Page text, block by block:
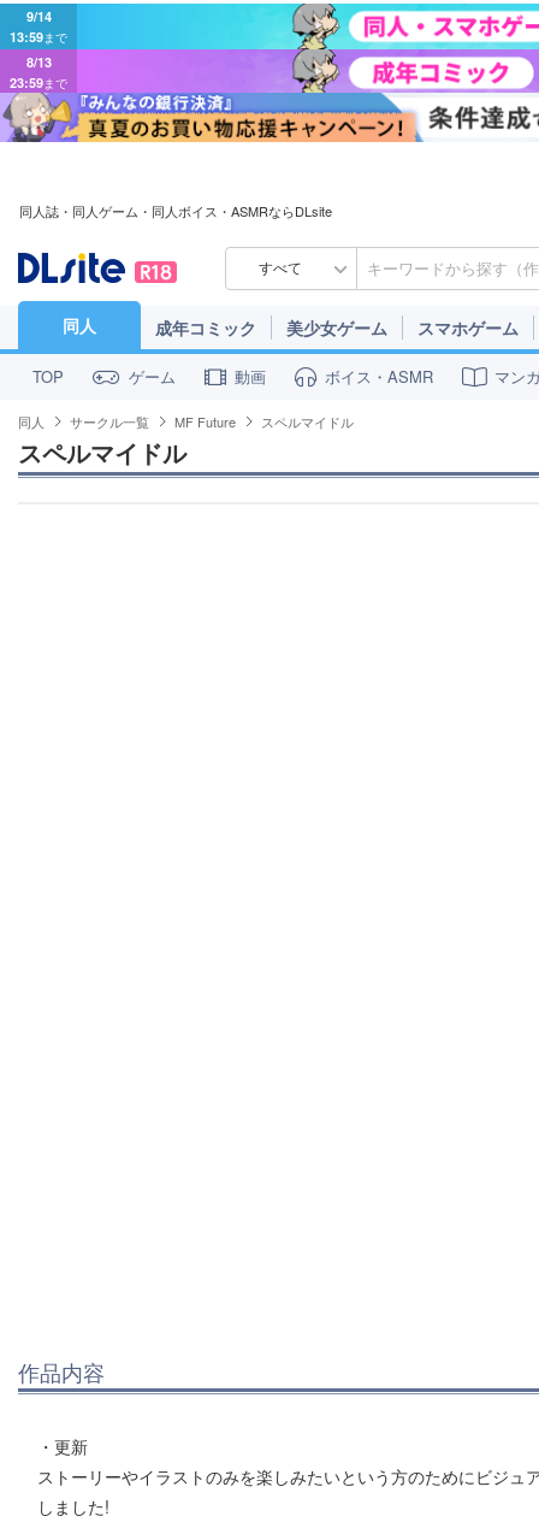
9/14
13:59まで
8/13
23:59まで
同人誌・同人ゲーム・同人ボイス・ASMRならDLsite
すべて
同人 成年コミック 美少女ゲーム スマホゲーム
TOP ゲーム 動画 ボイス・ASMR マン
同人 サークル一覧 MF Future スペルマイドル
スペルマイドル
作品内容
・更新
ストーリーやイラストのみを楽しみたいという方のためにビジ
しました!